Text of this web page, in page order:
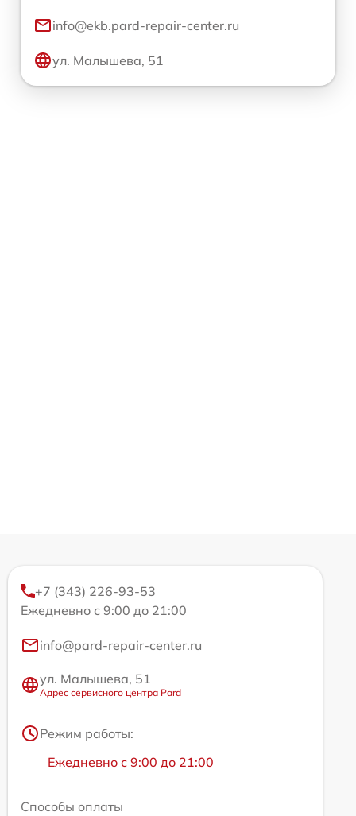
info@ekb.pard-repair-center.ru
ул. Малышева, 51
+7 (343) 226-93-53
Ежедневно с 9:00 до 21:00
info@pard-repair-center.ru
ул. Малышева, 51
Адрес сервисного центра Pard
Режим работы:
Ежедневно с 9:00 до 21:00
Способы оплаты